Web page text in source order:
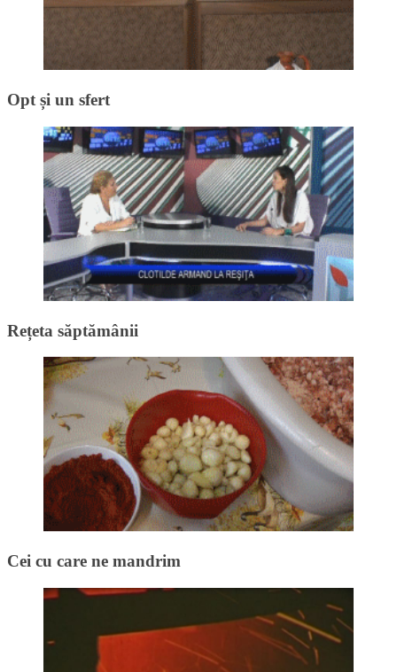
Opt și un sfert
Rețeta săptămânii
Cei cu care ne mandrim